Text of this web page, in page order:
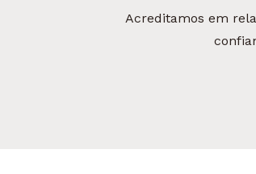
Acreditamos em